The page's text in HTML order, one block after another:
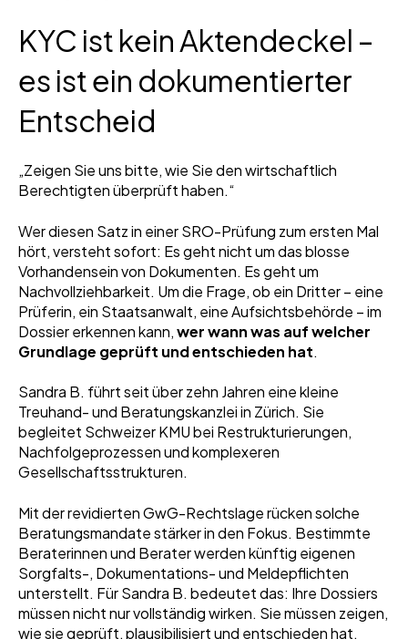
KYC ist kein Aktendeckel –
es ist ein dokumentierter
Entscheid
„Zeigen Sie uns bitte, wie Sie den wirtschaftlich
Berechtigten überprüft haben.“
Wer diesen Satz in einer SRO-Prüfung zum ersten Mal
hört, versteht sofort: Es geht nicht um das blosse
Vorhandensein von Dokumenten. Es geht um
Nachvollziehbarkeit. Um die Frage, ob ein Dritter – eine
Prüferin, ein Staatsanwalt, eine Aufsichtsbehörde – im
Dossier erkennen kann,wer wann was auf welcher
Grundlage geprüft und entschieden hat.
Sandra B. führt seit über zehn Jahren eine kleine
Treuhand- und Beratungskanzlei in Zürich. Sie
begleitet Schweizer KMU bei Restrukturierungen,
Nachfolgeprozessen und komplexeren
Gesellschaftsstrukturen.
Mit der revidierten GwG-Rechtslage rücken solche
Beratungsmandate stärker in den Fokus. Bestimmte
Beraterinnen und Berater werden künftig eigenen
Sorgfalts-, Dokumentations- und Meldepflichten
unterstellt. Für Sandra B. bedeutet das: Ihre Dossiers
müssen nicht nur vollständig wirken. Sie müssen zeigen,
wie sie geprüft, plausibilisiert und entschieden hat.